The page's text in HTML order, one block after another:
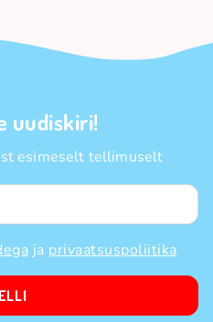
uudiskiri!
esimeselt tellimuselt
ja privaatsuspoliitika